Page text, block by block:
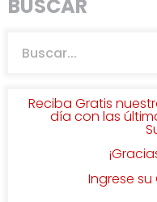
BUSCAR
Reciba Gratis
día con las
Ingrese